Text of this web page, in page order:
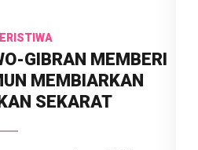
GIBRAN MEMBERI
MEMBIARKAN
SEKARAT